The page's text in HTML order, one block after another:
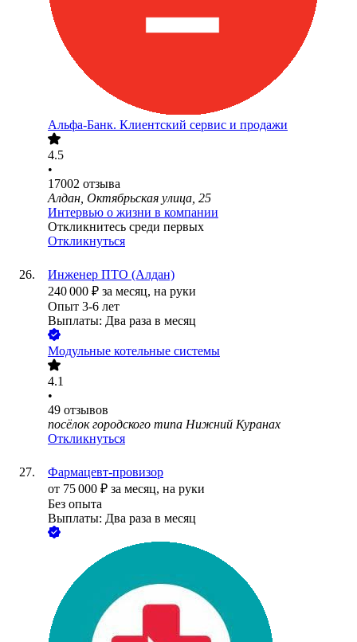
Альфа-Банк. Клиентский сервис и продажи
4.5
•
17002 отзыва
Алдан, Октябрьская улица, 25
Интервью о жизни в компании
Откликнитесь среди первых
Откликнуться
Инженер ПТО (Алдан)
240 000 ₽ за месяц, на руки
Опыт 3-6 лет
Выплаты: Два раза в месяц
Модульные котельные системы
4.1
•
49 отзывов
посёлок городского типа Нижний Куранах
Откликнуться
Фармацевт-провизор
от 75 000 ₽ за месяц, на руки
Без опыта
Выплаты: Два раза в месяц